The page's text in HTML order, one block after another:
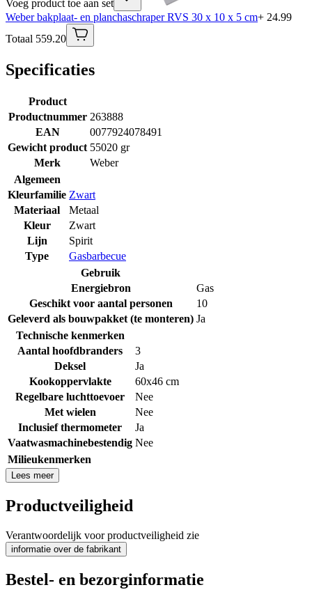
Voeg product toe aan set
Weber bakplaat- en planchaschraper RVS 30 x 10 x 5 cm+ 24.99
Totaal 559.20
Specificaties
Product
Productnummer 263888
EAN
0077924078491
Gewicht product 55020 gr
Merk
Weber
Algemeen
Kleurfamilie Zwart
Materiaal
Metaal
Kleur
Zwart
Lijn
Spirit
Type
Gasbarbecue
Gebruik
Energiebron
Gas
Geschikt voor aantal personen
10
Geleverd als bouwpakket (te monteren) Ja
Technische kenmerken
Aantal hoofdbranders
3
Deksel
Ja
Kookoppervlakte
60x46 cm
Regelbare luchttoevoer
Nee
Met wielen
Nee
Inclusief thermometer
Ja
Vaatwasmachinebestendig Nee
Milieukenmerken
Lees meer
Productveiligheid
Verantwoordelijk voor productveiligheid zie
informatie over de fabrikant
Bestel- en bezorginformatie